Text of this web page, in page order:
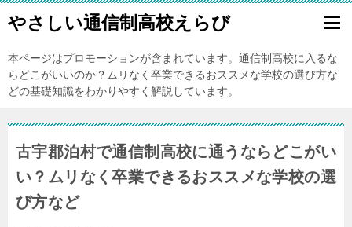
やさしい通信制高校えらび
本ページはプロモーションが含まれています。通信制高校に入るな
らどこがいいのか？ムリなく卒業できるおススメな学校の選び方な
どの基礎知識をわかりやすく解説しています。
古宇郡泊村で通信制高校に通うならどこがい
い？ムリなく卒業できるおススメな学校の選
び方など